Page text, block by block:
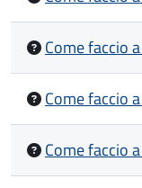
Come faccio
Come faccio
Come faccio